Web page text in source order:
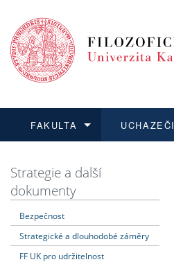
FAKULTA
Dozvědět se více
UCHAZEČI
Podat přihlášku
Dozvědět se více
Dozvědět se více
Dozvědět se více
Strategie a další
dokumenty
Bezpečnost
Strategické a dlouhodobé záměry
FF UK pro udržitelnost